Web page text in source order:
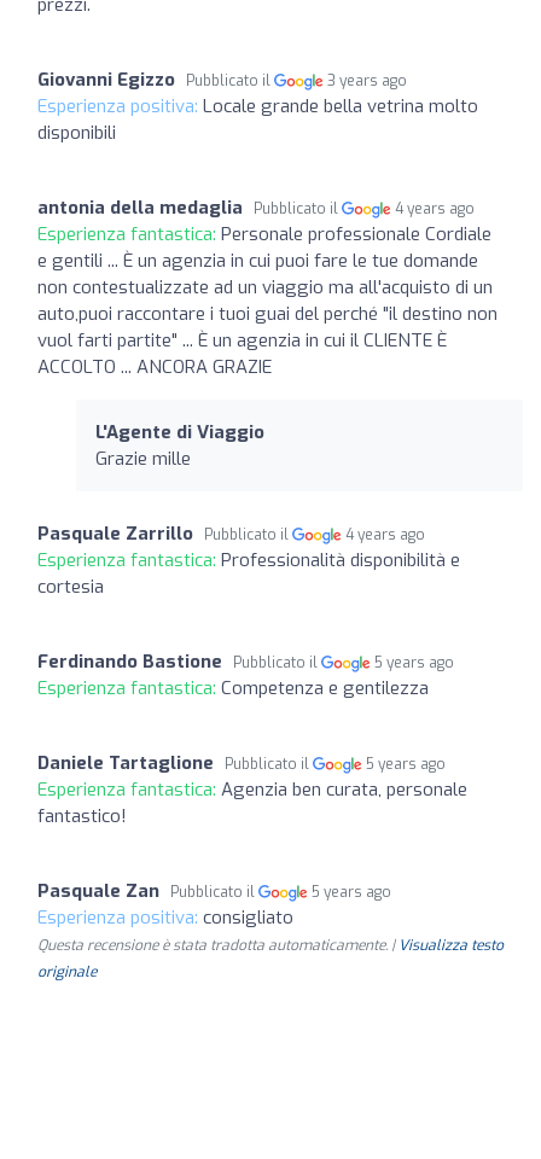
Giovanni Egizzo Pubblicato il 3 years ago
Esperienza positiva: Locale grande bella vetrina molto
disponibili
antonia della medaglia Pubblicato il 4 years ago
Esperienza fantastica: Personale professionale Cordiale
e gentili ... È un agenzia in cui puoi fare le tue domande
non contestualizzate ad un viaggio ma all'acquisto di un
auto,puoi raccontare i tuoi guai del perché "il destino non
vuol farti partite" ... È un agenzia in cui il CLIENTE È
ACCOLTO ... ANCORA GRAZIE
L'Agente di Viaggio
Grazie mille
Pasquale Zarrillo Pubblicato il 4 years ago
Esperienza fantastica: Professionalità disponibilità e
cortesia
Ferdinando Bastione Pubblicato il 5 years ago
Esperienza fantastica: Competenza e gentilezza
Daniele Tartaglione Pubblicato il 5 years ago
Esperienza fantastica: Agenzia ben curata, personale
fantastico!
Pasquale Zan Pubblicato il 5 years ago
Esperienza positiva: consigliato
Questa recensione è stata tradotta automaticamente. | Visualizza testo
originale